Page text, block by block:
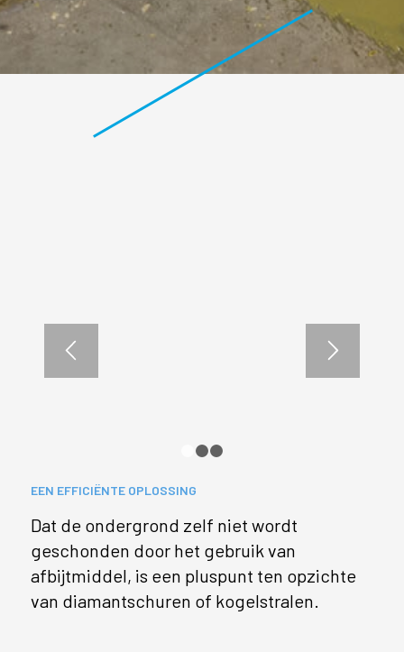
EEN EFFICIËNTE OPLOSSING
Dat de ondergrond zelf niet wordt
geschonden door het gebruik van
afbijtmiddel, is een pluspunt ten opzichte
van diamantschuren of kogelstralen.